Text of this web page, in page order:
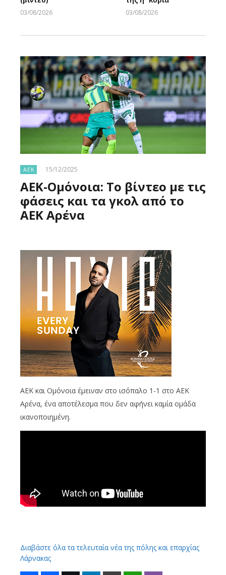
03/08/2026
03/08/2026
ΑΕΚ 15/12/2025
ΑΕΚ-Ομόνοια: Το βίντεο με τις
φάσεις και τα γκολ από το
ΑΕΚ Αρένα
ΑΕΚ και Ομόνοια έμειναν στο ισόπαλο 1-1 στο ΑΕΚ
Αρένα, ένα αποτέλεσμα που δεν αφήνει καμία ομάδα
ικανοποιημένη.
Διαβάστε όλα τα τελευταία νέα της πόλης και επαρχίας
Λάρνακας